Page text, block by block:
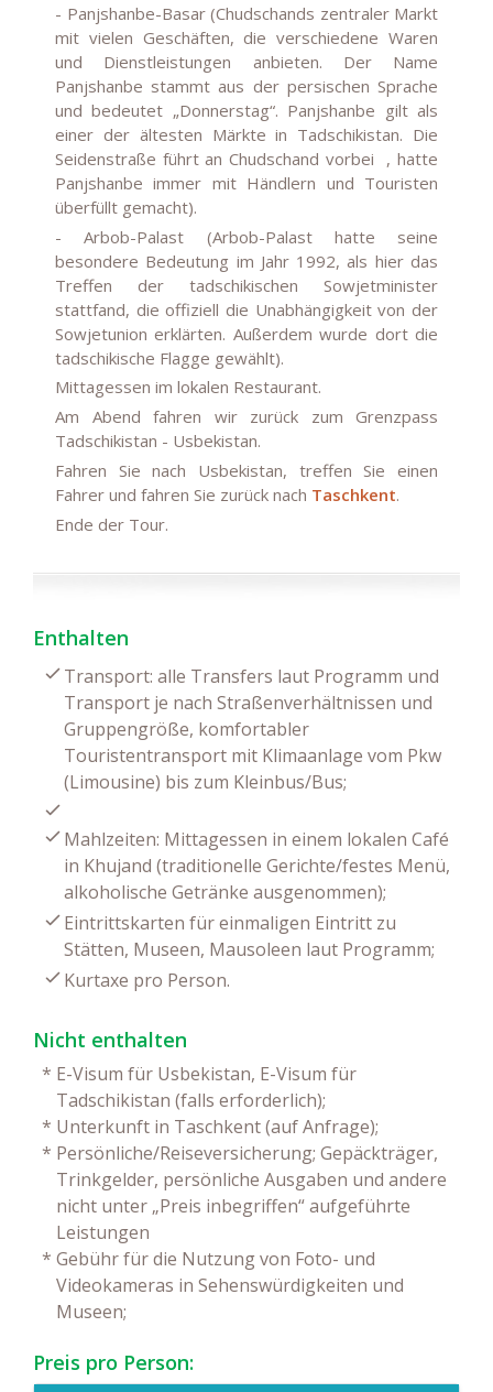
- Panjshanbe-Basar (Chudschands zentraler Markt
mit vielen Geschäften, die verschiedene Waren
und Dienstleistungen anbieten. Der Name
Panjshanbe stammt aus der persischen Sprache
und bedeutet „Donnerstag“. Panjshanbe gilt als
einer der ältesten Märkte in Tadschikistan. Die
Seidenstraße führt an Chudschand vorbei , hatte
Panjshanbe immer mit Händlern und Touristen
überfüllt gemacht).
- Arbob-Palast (Arbob-Palast hatte seine
besondere Bedeutung im Jahr 1992, als hier das
Treffen der tadschikischen Sowjetminister
stattfand, die offiziell die Unabhängigkeit von der
Sowjetunion erklärten. Außerdem wurde dort die
tadschikische Flagge gewählt).
Mittagessen im lokalen Restaurant.
Am Abend fahren wir zurück zum Grenzpass
Tadschikistan - Usbekistan.
Fahren Sie nach Usbekistan, treffen Sie einen
Fahrer und fahren Sie zurück nach Taschkent.
Ende der Tour.
Enthalten
Transport: alle Transfers laut Programm und
Transport je nach Straßenverhältnissen und
Gruppengröße, komfortabler
Touristentransport mit Klimaanlage vom Pkw
(Limousine) bis zum Kleinbus/Bus;
Mahlzeiten: Mittagessen in einem lokalen Café
in Khujand (traditionelle Gerichte/festes Menü,
alkoholische Getränke ausgenommen);
Eintrittskarten für einmaligen Eintritt zu
Stätten, Museen, Mausoleen laut Programm;
Kurtaxe pro Person.
Nicht enthalten
* E-Visum für Usbekistan, E-Visum für
Tadschikistan (falls erforderlich);
* Unterkunft in Taschkent (auf Anfrage);
* Persönliche/Reiseversicherung; Gepäckträger,
Trinkgelder, persönliche Ausgaben und andere
nicht unter „Preis inbegriffen“ aufgeführte
Leistungen
* Gebühr für die Nutzung von Foto- und
Videokameras in Sehenswürdigkeiten und
Museen;
Preis pro Person: